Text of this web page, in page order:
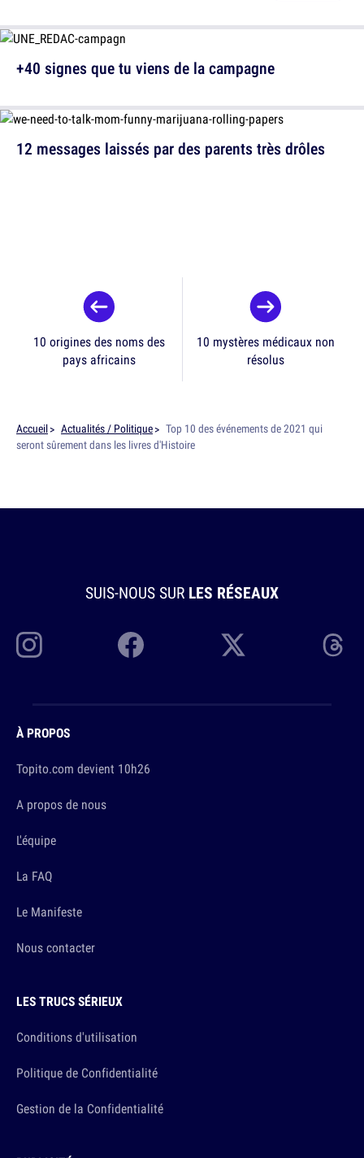
12 messages laissés par des parents très drôles
+40 signes que tu viens de la campagne
10 origines des noms des
pays africains
10 mystères médicaux non
résolus
Accueil Actualités / Politique
Top 10 des événements de 2021 qui
seront sûrement dans les livres d'Histoire
SUIS-NOUS SUR LES RÉSEAUX
À PROPOS
Topito.com devient 10h26
A propos de nous
L'équipe
La FAQ
Le Manifeste
Nous contacter
LES TRUCS SÉRIEUX
Conditions d'utilisation
Politique de Confidentialité
Gestion de la Confidentialité